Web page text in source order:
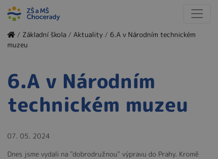
/ Základní škola / Aktuality / 6.A v Národním technickém
muzeu
6.A v Národním
technickém muzeu
07. 05. 2024
Dnes jsme vydali na "dobrodružnou" výpravu do Prahy. Kromě